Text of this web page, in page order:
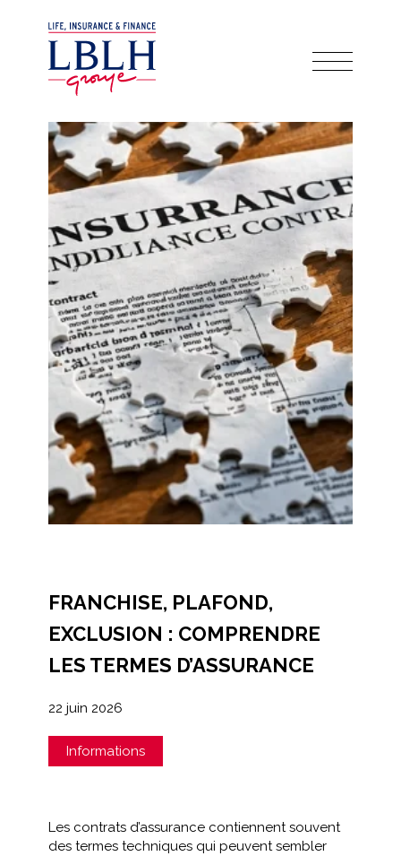
FRANCHISE, PLAFOND,
EXCLUSION : COMPRENDRE
LES TERMES D’ASSURANCE
22 juin 2026
Informations
Les contrats d’assurance contiennent souvent
des termes techniques qui peuvent sembler